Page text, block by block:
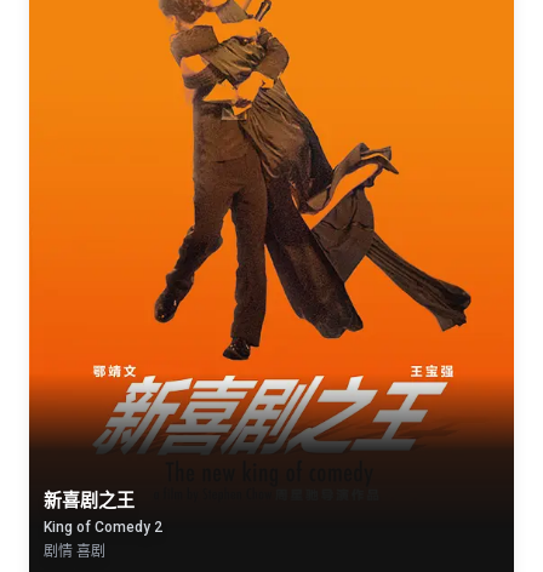
新喜剧之王
King of Comedy 2
剧情 喜剧